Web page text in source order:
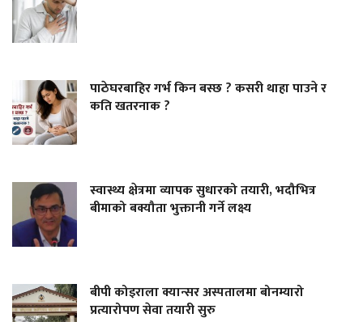
पाठेघरबाहिर गर्भ किन बस्छ ? कसरी थाहा पाउने र
कति खतरनाक ?
स्वास्थ्य क्षेत्रमा व्यापक सुधारको तयारी, भदौभित्र
बीमाको बक्यौता भुक्तानी गर्ने लक्ष्य
बीपी कोइराला क्यान्सर अस्पतालमा बोनम्यारो
प्रत्यारोपण सेवा तयारी सुरु